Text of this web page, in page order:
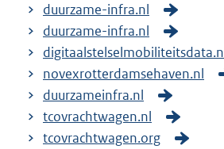
duurzame-infra.nl
duurzame-infra.nl
novexrotterdamsehaven.nl
duurzameinfra.nl
tcovrachtwagen.nl
tcovrachtwagen.org